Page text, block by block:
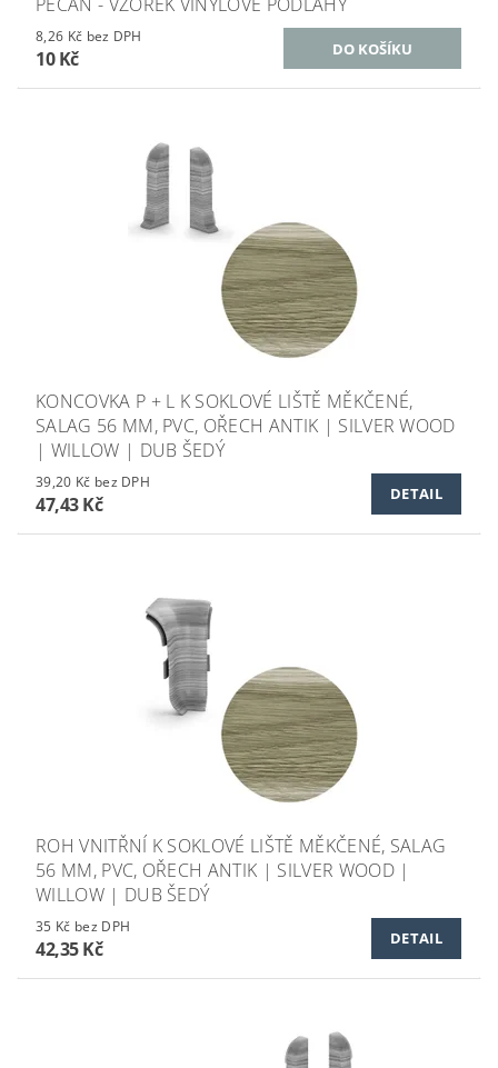
8,26 Kč bez DPH
10 Kč
KONCOVKA P + L K SOKLOVÉ LIŠTĚ MĚKČENÉ,
SALAG 56 MM, PVC, OŘECH ANTIK | SILVER WOOD
| WILLOW | DUB ŠEDÝ
39,20 Kč bez DPH
47,43 Kč DETAIL
ROH VNITŘNÍ K SOKLOVÉ LIŠTĚ MĚKČENÉ, SALAG
56 MM, PVC, OŘECH ANTIK | SILVER WOOD |
WILLOW | DUB ŠEDÝ
35 Kč bez DPH
42,35 Kč DETAIL